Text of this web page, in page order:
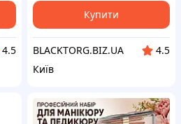
4.5
Купити
BLACKTORG.BIZ.UA
4.5
Київ